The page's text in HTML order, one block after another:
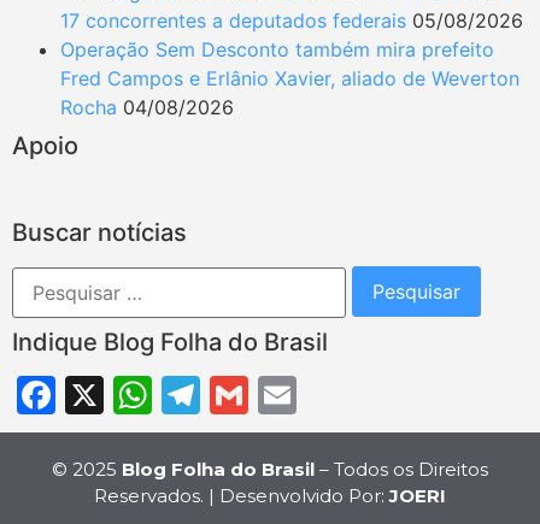
17 concorrentes a deputados federais 05/08/2026
Operação Sem Desconto também mira prefeito
Fred Campos e Erlânio Xavier, aliado de Weverton
Rocha 04/08/2026
Apoio
Buscar notícias
Indique Blog Folha do Brasil
Facebook
X WhatsApp
Telegram
Gmail
© 2025 Blog Folha do Brasil – Todos os Direitos
Reservados. | Desenvolvido Por:JOERI